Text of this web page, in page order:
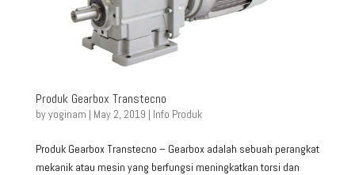
Produk Gearbox Transtecno
byyoginam | May 2, 2019 | Info Produk
Produk Gearbox Transtecno – Gearbox adalah sebuah perangkat
mekanik atau mesin yang berfungsi meningkatkan torsi dan